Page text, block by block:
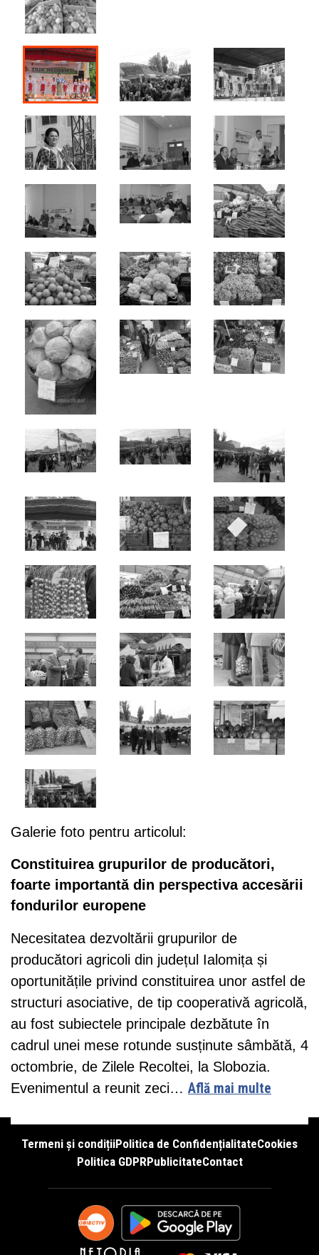
Galerie foto pentru articolul:
Constituirea grupurilor de producători,
foarte importantă din perspectiva accesării
fondurilor europene
Necesitatea dezvoltării grupurilor de
producători agricoli din județul Ialomița și
oportunitățile privind constituirea unor astfel de
structuri asociative, de tip cooperativă agricolă,
au fost subiectele principale dezbătute în
cadrul unei mese rotunde susținute sâmbătă, 4
octombrie, de Zilele Recoltei, la Slobozia.
Evenimentul a reunit zeci… Află mai multe
Termeni și condițiiPolitica de ConfidențialitateCookies
Politica GDPRPublicitateContact